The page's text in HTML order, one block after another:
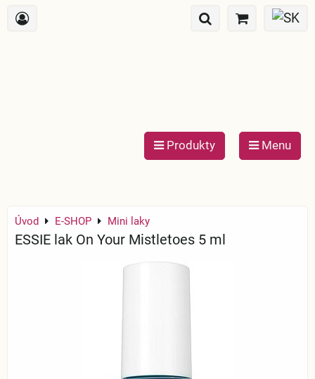
Produkty Menu
Úvod E-SHOP Mini laky
ESSIE lak On Your Mistletoes 5 ml